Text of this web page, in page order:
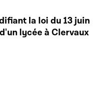
la loi du 13 juin
lycée à Clervaux